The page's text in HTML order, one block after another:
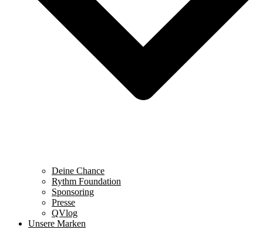
Deine Chance
Rythm Foundation
Sponsoring
Presse
QVlog
Unsere Marken